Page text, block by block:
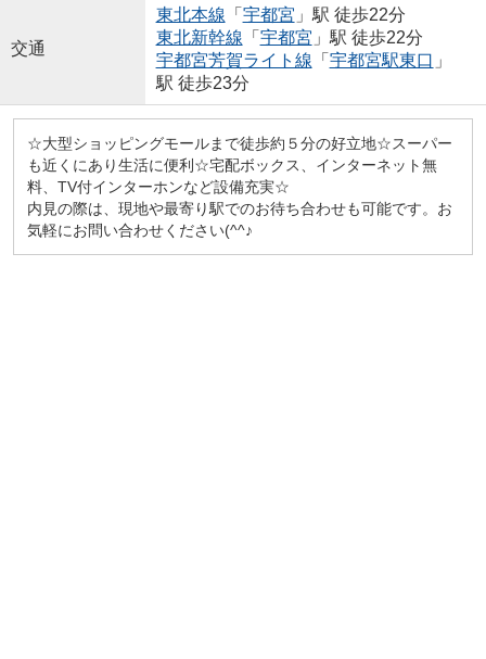
交通
東北本線 「 宇都宮 」駅 徒歩22分
東北新幹線 「 宇都宮 」駅 徒歩22分
宇都宮芳賀ライト線 「 宇都宮駅東口 」
駅 徒歩23分
☆大型ショッピングモールまで徒歩約５分の好立地☆スーパー
も近くにあり生活に便利☆宅配ボックス、インターネット無
料、TV付インターホンなど設備充実☆
内見の際は、現地や最寄り駅でのお待ち合わせも可能です。お
気軽にお問い合わせください(^^♪